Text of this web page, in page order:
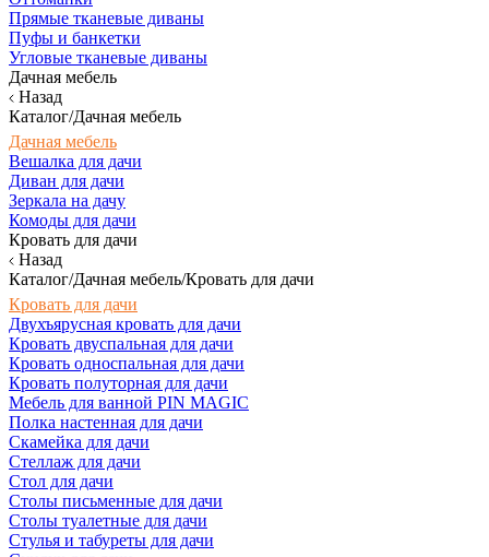
Прямые тканевые диваны
Пуфы и банкетки
Угловые тканевые диваны
Дачная мебель
Назад
Каталог/Дачная мебель
Дачная мебель
Вешалка для дачи
Диван для дачи
Зеркала на дачу
Комоды для дачи
Кровать для дачи
Назад
Каталог/Дачная мебель/Кровать для дачи
Кровать для дачи
Двухъярусная кровать для дачи
Кровать двуспальная для дачи
Кровать односпальная для дачи
Кровать полуторная для дачи
Мебель для ванной PIN MAGIC
Полка настенная для дачи
Скамейка для дачи
Стеллаж для дачи
Стол для дачи
Столы письменные для дачи
Столы туалетные для дачи
Стулья и табуреты для дачи